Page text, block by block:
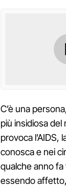
C’è una
più insidiosa del
provoca l’AIDS,
conosca e nei
qualche anno
essendo affetto,